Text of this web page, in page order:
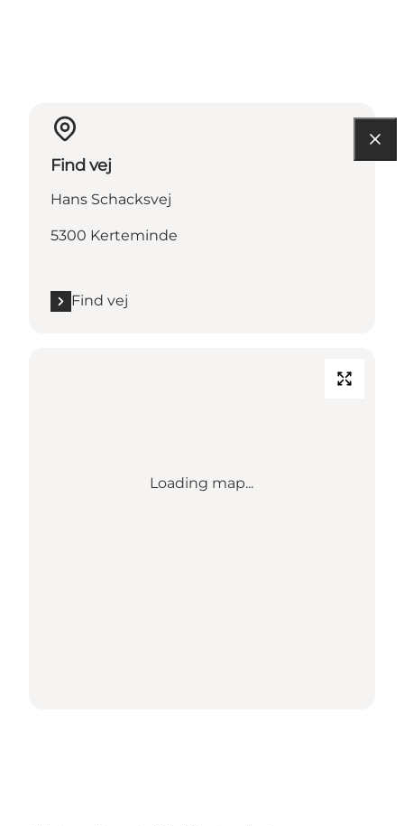
Find vej
Hans Schacksvej
5300 Kerteminde
Find vej
Loading map...